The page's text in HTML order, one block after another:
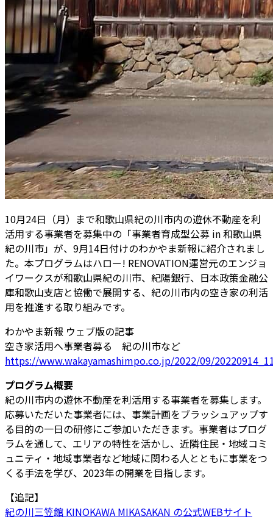
10月24日（月）まで和歌山県紀の川市内の遊休不動産を利
活用する事業者を募集中の「事業者育成型公募 in 和歌山県
紀の川市」が、9月14日付けのわかやま新報に紹介されまし
た。本プログラムはハロー! RENOVATION運営元のエンジョ
イワークスが和歌山県紀の川市、紀陽銀行、日本政策金融公
庫和歌山支店と協働で展開する、紀の川市内の空き家の利活
用を推進する取り組みです。
わかやま新報 ウェブ版の記事
空き家活用へ事業者募る 紀の川市など
https://www.wakayamashimpo.co.jp/2022/09/
プログラム概要
紀の川市内の遊休不動産を利活用する事業者を募集します。
応募いただいた事業者には、事業計画をブラッシュアップす
る目的の一日の研修にご参加いただきます。事業者はプログ
ラムを通して、エリアの特性を活かし、近隣住民・地域コミ
ュニティ・地域事業者など地域に関わる人とともに事業をつ
くる手法を学び、2023年の開業を目指します。
【追記】
紀の川三笠館 KINOKAWA MIKASAKAN の公式WEBサイト